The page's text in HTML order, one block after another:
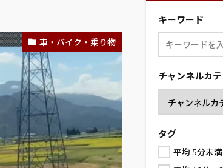
車・バイク・乗り物
キーワード
チャンネルカ
タグ
平均 5分未満